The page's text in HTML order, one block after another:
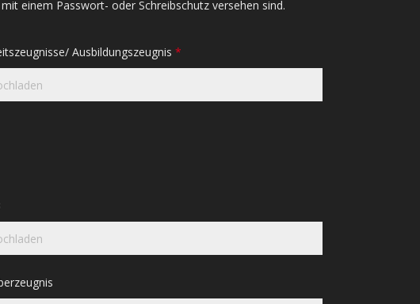
einem Passwort- oder Schreibschutz versehen sind.
Ausbildungszeugnis *